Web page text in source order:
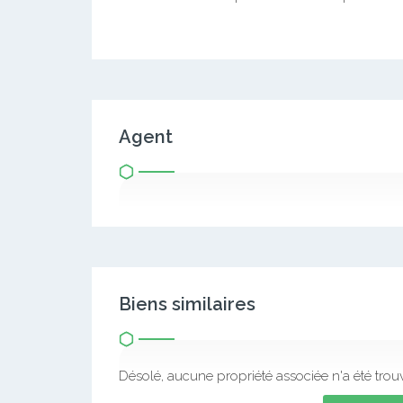
Agent
Biens similaires
Désolé, aucune propriété associée n'a été